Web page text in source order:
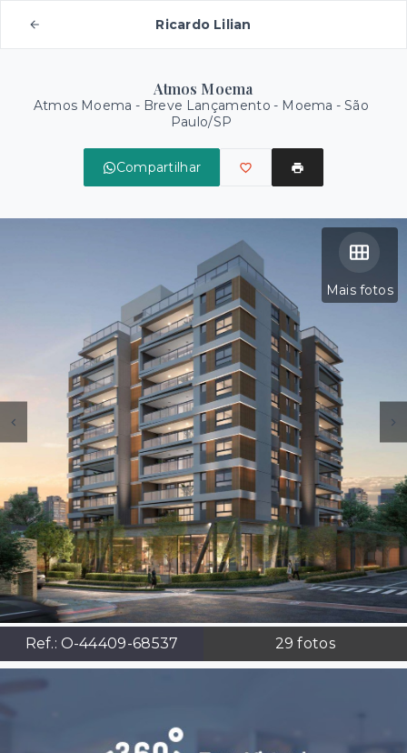
Ricardo Lilian
Atmos Moema
Atmos Moema - Breve Lançamento - Moema - São
Paulo/SP
Compartilhar
Mais fotos
Ref.: O-44409-68537 29 fotos